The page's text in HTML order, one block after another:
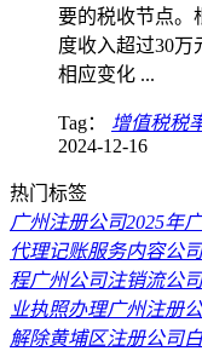
要的税收节点。
度收入超过30万
相应变化 ...
Tag： 增值税税
2024-12-16
热门标签
广州注册公司2025年
代理记账服务内容公
程广州公司注销流公
业执照办理广州注册
解除黄埔区注册公司